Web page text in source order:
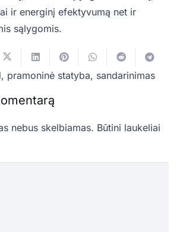
ir energinį efektyvumą net ir
sąlygomis.
, pramoninė statyba, sandarinimas
nebus skelbiamas. Būtini laukeliai